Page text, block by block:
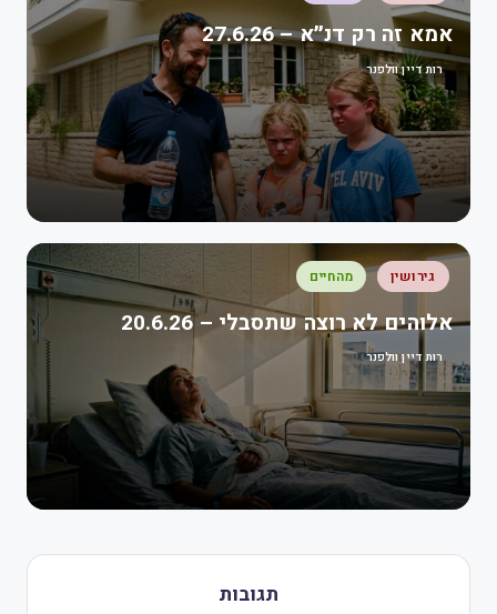
אמא זה רק דנ״א – 27.6.26
רות דיין וולפנר
גירושין מהחיים
אלוהים לא רוצה שתסבלי – 20.6.26
רות דיין וולפנר
תגובות